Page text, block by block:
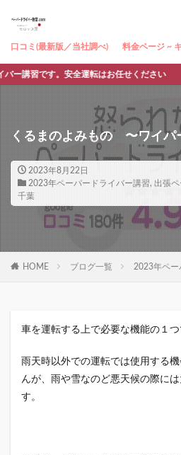
口コミ(最新版／当社調べ) 料金ページ ~
全運転はお任せください
くるまのよみもの 〜ワイパ
2023年8月22日
2023年ペーパードライバー講習, 出張
千葉
HOME ブログ一覧 2023年ペー
車を運転する上で必要な機能の１つ
雨天時以外での運転では使用する
んが、雨や雪なのど悪天候の際に
す。